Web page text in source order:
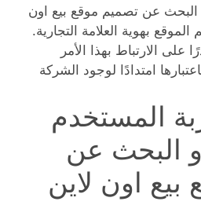
البحث عن تصميم موقع بيع اون
بهوية العلامة التجارية.
على الارتباط بهذا الأمر
امتدادًا لوجود الشركة
المستخدم
البحث عن
اون لاين